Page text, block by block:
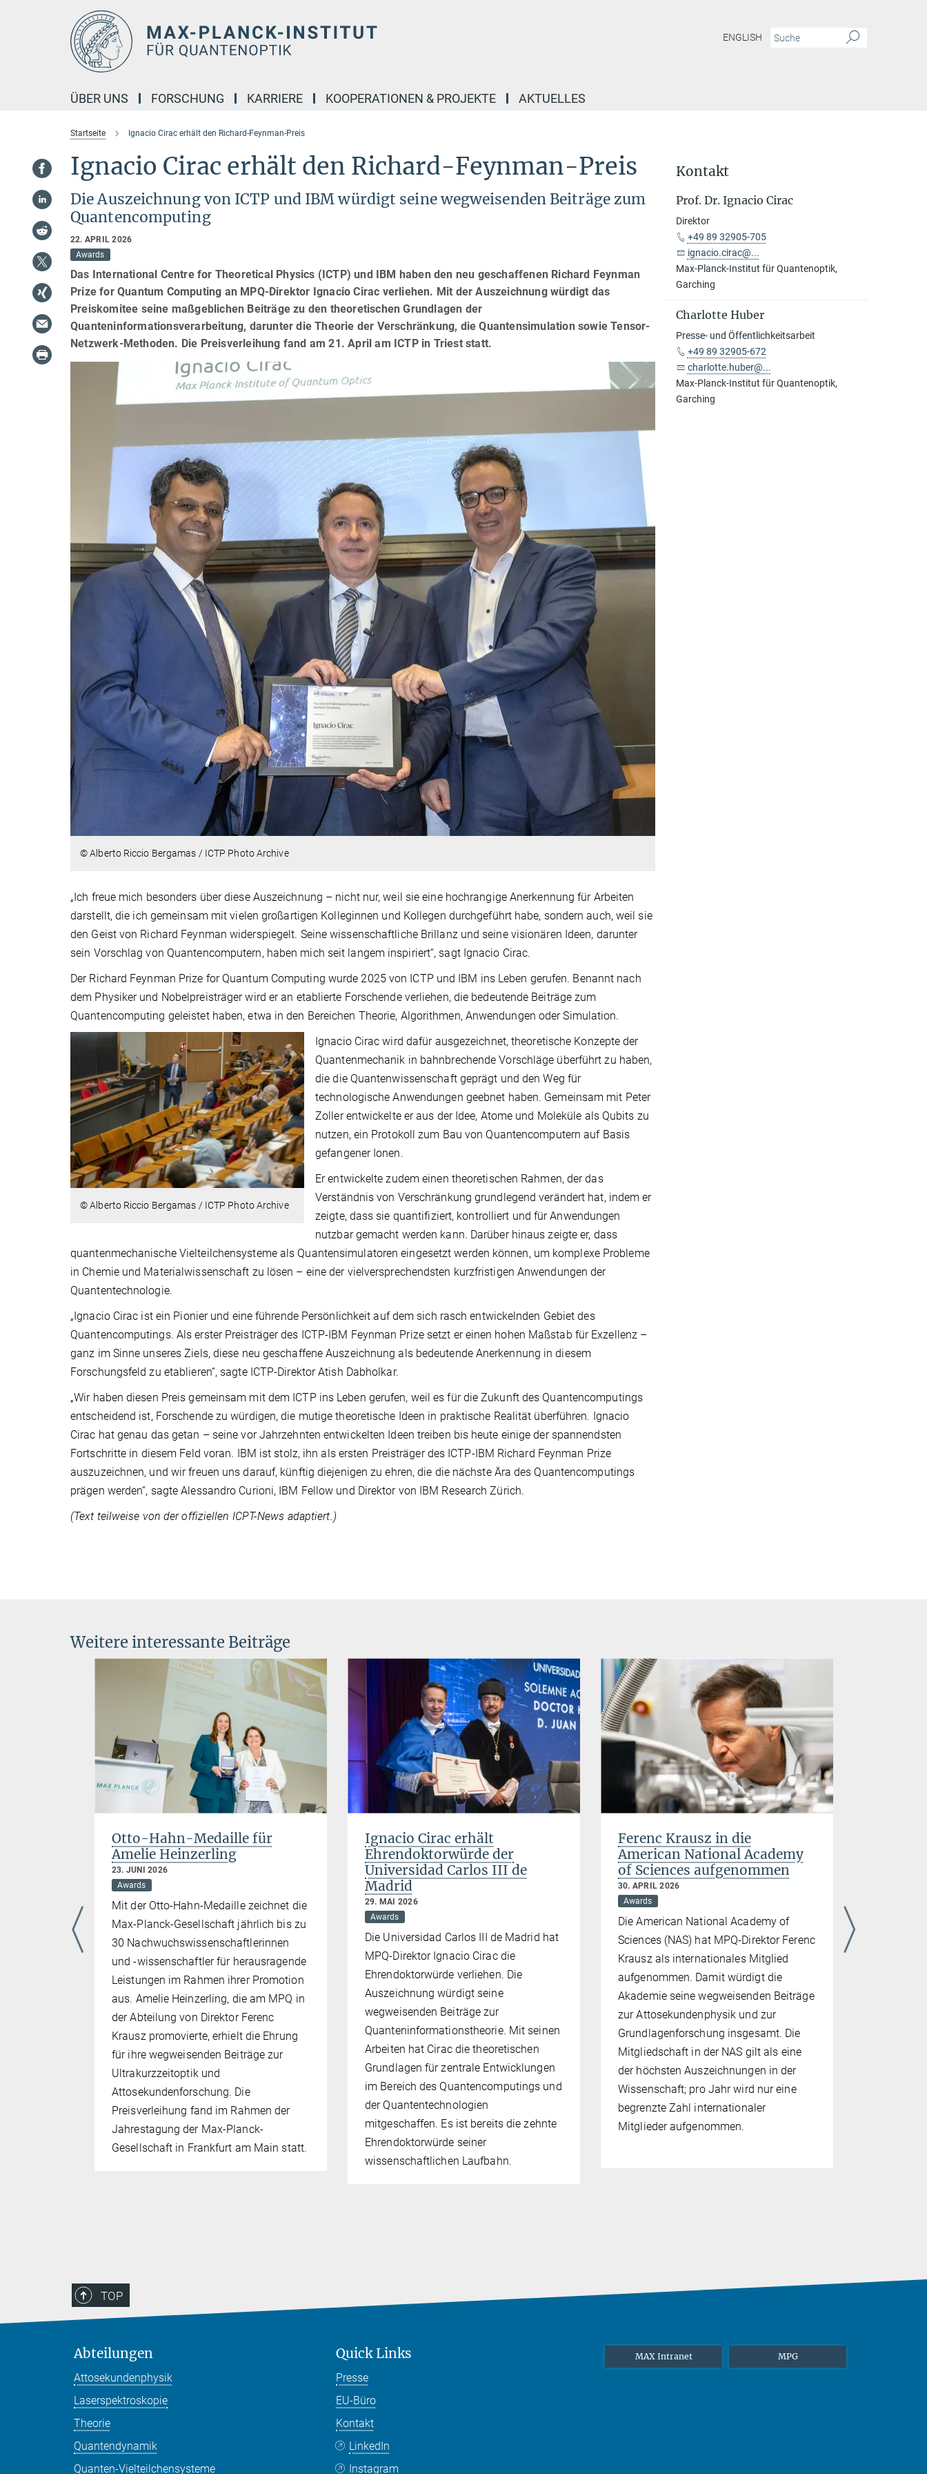
ENGLISH
ÜBER UNS FORSCHUNG KARRIERE KOOPERATIONEN & PROJEKTE AKTUELLES
Startseite Ignacio Cirac erhält den Richard-Feynman-Preis
Ignacio Cirac erhält den Richard-Feynman-Preis
Die Auszeichnung von ICTP und IBM würdigt seine wegweisenden Beiträge zum
Quantencomputing
22. APRIL 2026
Awards
Das International Centre for Theoretical Physics (ICTP) und IBM haben den neu geschaffenen Richard Feynman
Prize for Quantum Computing an MPQ-Direktor Ignacio Cirac verliehen. Mit der Auszeichnung würdigt das
Preiskomitee seine maßgeblichen Beiträge zu den theoretischen Grundlagen der
Quanteninformationsverarbeitung, darunter die Theorie der Verschränkung, die Quantensimulation sowie Tensor-
Netzwerk-Methoden. Die Preisverleihung fand am 21. April am ICTP in Triest statt.
© Alberto Riccio Bergamas / ICTP Photo Archive
„Ich freue mich besonders über diese Auszeichnung – nicht nur, weil sie eine hochrangige Anerkennung für Arbeiten
darstellt, die ich gemeinsam mit vielen großartigen Kolleginnen und Kollegen durchgeführt habe, sondern auch, weil sie
den Geist von Richard Feynman widerspiegelt. Seine wissenschaftliche Brillanz und seine visionären Ideen, darunter
sein Vorschlag von Quantencomputern, haben mich seit langem inspiriert“, sagt Ignacio Cirac.
Der Richard Feynman Prize for Quantum Computing wurde 2025 von ICTP und IBM ins Leben gerufen. Benannt nach
dem Physiker und Nobelpreisträger wird er an etablierte Forschende verliehen, die bedeutende Beiträge zum
Quantencomputing geleistet haben, etwa in den Bereichen Theorie, Algorithmen, Anwendungen oder Simulation.
© Alberto Riccio Bergamas / ICTP Photo Archive
Ignacio Cirac wird dafür ausgezeichnet, theoretische Konzepte der
Quantenmechanik in bahnbrechende Vorschläge überführt zu haben,
die die Quantenwissenschaft geprägt und den Weg für
technologische Anwendungen geebnet haben. Gemeinsam mit Peter
Zoller entwickelte er aus der Idee, Atome und Moleküle als Qubits zu
nutzen, ein Protokoll zum Bau von Quantencomputern auf Basis
gefangener Ionen.
Er entwickelte zudem einen theoretischen Rahmen, der das
Verständnis von Verschränkung grundlegend verändert hat, indem er
zeigte, dass sie quantifiziert, kontrolliert und für Anwendungen
nutzbar gemacht werden kann. Darüber hinaus zeigte er, dass
quantenmechanische Vielteilchensysteme als Quantensimulatoren eingesetzt werden können, um komplexe Probleme
in Chemie und Materialwissenschaft zu lösen – eine der vielversprechendsten kurzfristigen Anwendungen der
Quantentechnologie.
„Ignacio Cirac ist ein Pionier und eine führende Persönlichkeit auf dem sich rasch entwickelnden Gebiet des
Quantencomputings. Als erster Preisträger des ICTP-IBM Feynman Prize setzt er einen hohen Maßstab für Exzellenz –
ganz im Sinne unseres Ziels, diese neu geschaffene Auszeichnung als bedeutende Anerkennung in diesem
Forschungsfeld zu etablieren“, sagte ICTP-Direktor Atish Dabholkar.
„Wir haben diesen Preis gemeinsam mit dem ICTP ins Leben gerufen, weil es für die Zukunft des Quantencomputings
entscheidend ist, Forschende zu würdigen, die mutige theoretische Ideen in praktische Realität überführen. Ignacio
Cirac hat genau das getan – seine vor Jahrzehnten entwickelten Ideen treiben bis heute einige der spannendsten
Fortschritte in diesem Feld voran. IBM ist stolz, ihn als ersten Preisträger des ICTP-IBM Richard Feynman Prize
auszuzeichnen, und wir freuen uns darauf, künftig diejenigen zu ehren, die die nächste Ära des Quantencomputings
prägen werden“, sagte Alessandro Curioni, IBM Fellow und Direktor von IBM Research Zürich.
(Text teilweise von der offiziellen ICPT-News adaptiert.)
Kontakt
Prof. Dr. Ignacio Cirac
Direktor
+49 89 32905-705
ignacio.cirac@...
Max-Planck-Institut für Quantenoptik,
Garching
Charlotte Huber
Presse- und Öffentlichkeitsarbeit
+49 89 32905-672
charlotte.huber@...
Max-Planck-Institut für Quantenoptik,
Garching
Weitere interessante Beiträge
Otto-Hahn-Medaille für
Amelie Heinzerling
23. JUNI 2026
Awards
Mit der Otto-Hahn-Medaille zeichnet die
Max-Planck-Gesellschaft jährlich bis zu
30 Nachwuchswissenschaftlerinnen
und -wissenschaftler für herausragende
Leistungen im Rahmen ihrer Promotion
aus. Amelie Heinzerling, die am MPQ in
der Abteilung von Direktor Ferenc
Krausz promovierte, erhielt die Ehrung
für ihre wegweisenden Beiträge zur
Ultrakurzzeitoptik und
Attosekundenforschung. Die
Preisverleihung fand im Rahmen der
Jahrestagung der Max-Planck-
Gesellschaft in Frankfurt am Main statt.
Ignacio Cirac erhält
Ehrendoktorwürde der
Universidad Carlos III de
Madrid
29. MAI 2026
Awards
Die Universidad Carlos III de Madrid hat
MPQ-Direktor Ignacio Cirac die
Ehrendoktorwürde verliehen. Die
Auszeichnung würdigt seine
wegweisenden Beiträge zur
Quanteninformationstheorie. Mit seinen
Arbeiten hat Cirac die theoretischen
Grundlagen für zentrale Entwicklungen
im Bereich des Quantencomputings und
der Quantentechnologien
mitgeschaffen. Es ist bereits die zehnte
Ehrendoktorwürde seiner
wissenschaftlichen Laufbahn.
Ferenc Krausz in die
American National Academy
of Sciences aufgenommen
30. APRIL 2026
Awards
Die American National Academy of
Sciences (NAS) hat MPQ-Direktor Ferenc
Krausz als internationales Mitglied
aufgenommen. Damit würdigt die
Akademie seine wegweisenden Beiträge
zur Attosekundenphysik und zur
Grundlagenforschung insgesamt. Die
Mitgliedschaft in der NAS gilt als eine
der höchsten Auszeichnungen in der
Wissenschaft; pro Jahr wird nur eine
begrenzte Zahl internationaler
Mitglieder aufgenommen.
TOP
Abteilungen
Attosekundenphysik
Laserspektroskopie
Theorie
Quantendynamik
Quanten-Vielteilchensysteme
Quick Links
Presse
EU-Büro
Kontakt
LinkedIn
Instagram
MAX Intranet MPG